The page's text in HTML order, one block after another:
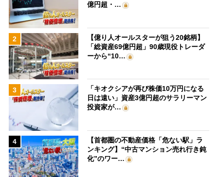
億円超・…
2
【億り人オールスターが狙う20銘柄】
「総資産69億円超」90歳現役トレーダ
ーから“10…
3
「キオクシアが再び株価10万円になる
日は遠い」資産3億円超のサラリーマン
投資家が…
4
【首都圏の不動産価格「危ない駅」ラ
ンキング】“中古マンション売れ行き鈍
化”のワー…